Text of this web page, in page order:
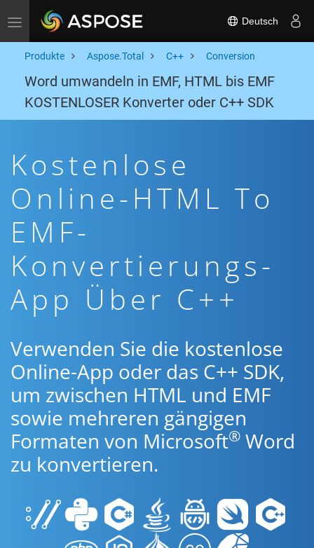
Toggle navigation Deutsch
Produkte Aspose.Total C++ Conversion
Word umwandeln in EMF, HTML bis EMF
KOSTENLOSER Konverter oder C++ SDK
Kostenlose
Online-HTML To
EMF-
Konvertierungs-
App Über C++
Verwenden Sie die kostenlose
Online-App oder das C++ SDK,
um zwischen HTML und EMF
sowie mehreren gängigen
Formaten von Microsoft® Word
zu konvertieren.